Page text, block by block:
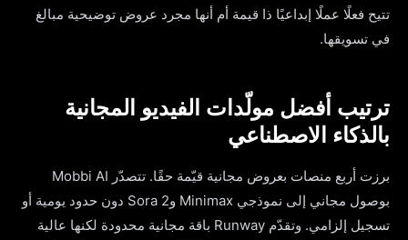
تتيح فعلًا عملًا إبداعيًا ذا قيمة أم أنها مجرد عروض توضيحية مبالغ
في تسويقها.
ترتيب أفضل مولّدات الفيديو المجانية
بالذكاء الاصطناعي
برزت أربع منصات بعروض مجانية قيّمة حقًا. تتصدّر Mobbi AI
بوصول مجاني إلى نموذجي Minimax وSora 2 دون حدود يومية أو
تسجيل إلزامي. وتقدّم Runway باقة مجانية محدودة لكنها عالية